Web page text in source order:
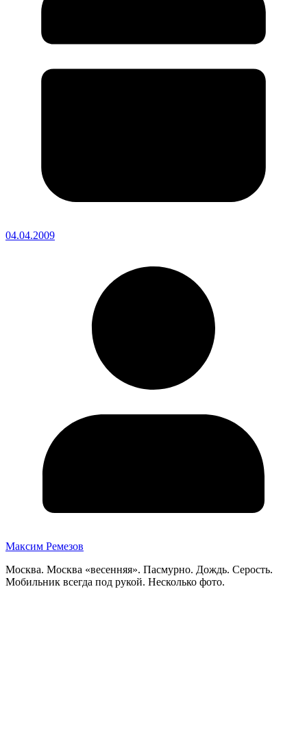
04.04.2009
Максим Ремезов
Москва. Москва «весенняя». Пасмурно. Дождь. Серость.
Мобильник всегда под рукой. Несколько фото.